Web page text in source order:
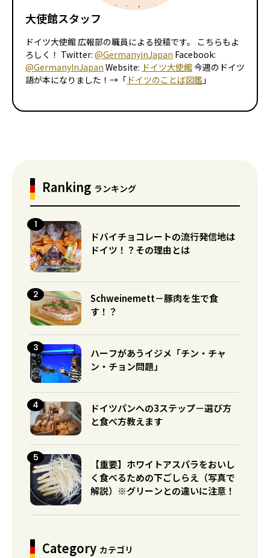
大使館スタッフ
ドイツ大使館 広報部の職員による投稿です。 こちらもよ
ろしく！ Twitter: @GermanyinJapan Facebook:
@GermanyInJapan Website: ドイツ大使館今週のドイツ
語が本になりました！→「 ドイツのことば図鑑 」
Ranking ランキング
ドバイチョコレートの流行発信地は
ドイツ！？その理由とは
Schweinemett－豚肉を生で食
す！？
ハーフがあうイジメ「チン・チャ
ン・チョン問題」
ドイツパンへの3ステップ－選び方
と食べ方教えます
【重要】ホワイトアスパラをおいし
く食べるための下ごしらえ（写真で
解説）※グリーンとの違いに注意！
Category カテゴリ